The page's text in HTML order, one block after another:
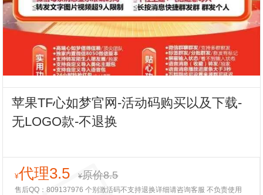
苹果TF心如梦官网-活动码购买以及下载-
无LOGO款-不退换
¥代理3.5 ¥原价8.5
售后QQ：809137976 个别激活码不支持退换详细请咨询客服 不负责使用